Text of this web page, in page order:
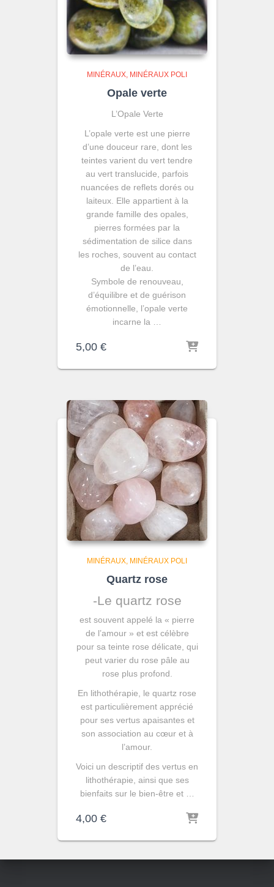
MINÉRAUX MINÉRAUX POLI
Opale verte
L’Opale Verte
L’opale verte est une pierre
d’une douceur rare, dont les
teintes varient du vert tendre
au vert translucide, parfois
nuancées de reflets dorés ou
laiteux. Elle appartient à la
grande famille des opales,
pierres formées par la
sédimentation de silice dans
les roches, souvent au contact
de l’eau.
Symbole de renouveau,
d’équilibre et de guérison
émotionnelle, l’opale verte
incarne la …
5,00 €
MINÉRAUX MINÉRAUX POLI
Quartz rose
-Le quartz rose
est souvent appelé la « pierre
de l’amour » et est célèbre
pour sa teinte rose délicate, qui
peut varier du rose pâle au
rose plus profond.
En lithothérapie, le quartz rose
est particulièrement apprécié
pour ses vertus apaisantes et
son association au cœur et à
l’amour.
Voici un descriptif des vertus en
lithothérapie, ainsi que ses
bienfaits sur le bien-être et …
4,00 €